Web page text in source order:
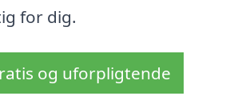
for dig.
og uforpligtende